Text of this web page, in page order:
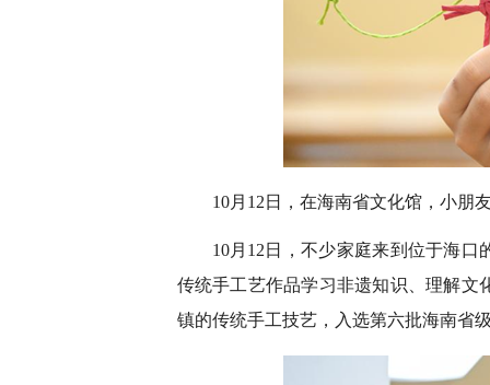
10月12日，在海南省文化馆，小朋
10月12日，不少家庭来到位于海
传统手工艺作品学习非遗知识、理解文
镇的传统手工技艺，入选第六批海南省